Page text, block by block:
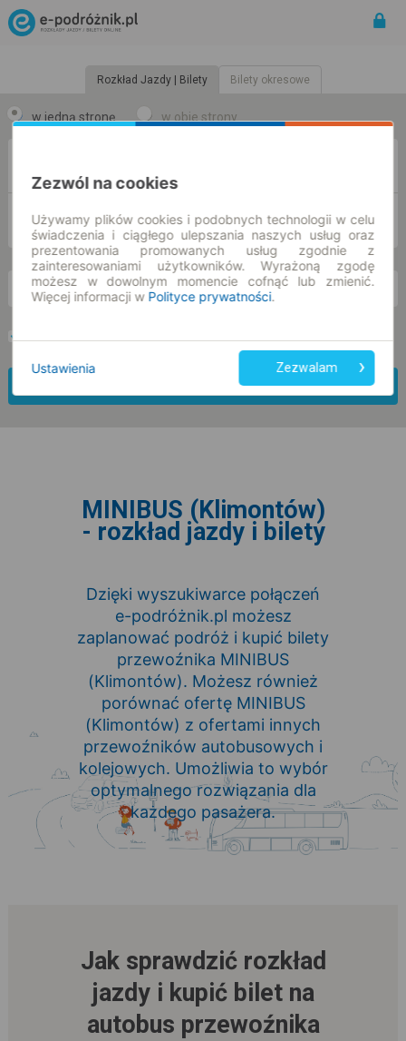
Rozkład Jazdy | Bilety Bilety okresowe
w jedną stronę w obie strony
DO
pn. 10 sie. -- : --
Tylko bilet online
Znajdź połączenie
MINIBUS (Klimontów)
- rozkład jazdy i bilety
Dzięki wyszukiwarce połączeń
e-podróżnik.pl możesz
zaplanować podróż i kupić bilety
przewoźnika MINIBUS
(Klimontów). Możesz również
porównać ofertę MINIBUS
(Klimontów) z ofertami innych
przewoźników autobusowych i
kolejowych. Umożliwia to wybór
optymalnego rozwiązania dla
każdego pasażera.
Jak sprawdzić rozkład
jazdy i kupić bilet na
autobus przewoźnika
Zezwól na cookies
Używamy plików cookies i podobnych technologii w celu
świadczenia i ciągłego ulepszania naszych usług oraz
prezentowania promowanych usług zgodnie z
zainteresowaniami użytkowników. Wyrażoną zgodę
możesz w dowolnym momencie cofnąć lub zmienić.
Więcej informacji w Polityce prywatności.
Ustawienia Zezwalam